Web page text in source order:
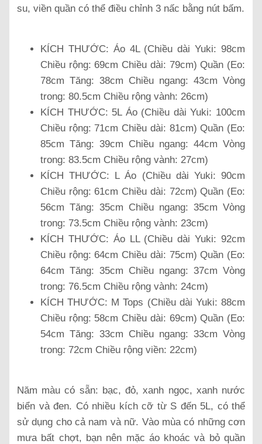
su, viền quần có thể điều chỉnh 3 nấc bằng nút bấm.
KÍCH THƯỚC: Áo 4L (Chiều dài Yuki: 98cm
Chiều rộng: 69cm Chiều dài: 79cm) Quần (Eo:
78cm Tăng: 38cm Chiều ngang: 43cm Vòng
trong: 80.5cm Chiều rộng vành: 26cm)
KÍCH THƯỚC: 5L Áo (Chiều dài Yuki: 100cm
Chiều rộng: 71cm Chiều dài: 81cm) Quần (Eo:
85cm Tăng: 39cm Chiều ngang: 44cm Vòng
trong: 83.5cm Chiều rộng vành: 27cm)
KÍCH THƯỚC: L Áo (Chiều dài Yuki: 90cm
Chiều rộng: 61cm Chiều dài: 72cm) Quần (Eo:
56cm Tăng: 35cm Chiều ngang: 35cm Vòng
trong: 73.5cm Chiều rộng vành: 23cm)
KÍCH THƯỚC: Áo LL (Chiều dài Yuki: 92cm
Chiều rộng: 64cm Chiều dài: 75cm) Quần (Eo:
64cm Tăng: 35cm Chiều ngang: 37cm Vòng
trong: 76.5cm Chiều rộng vành: 24cm)
KÍCH THƯỚC: M Tops (Chiều dài Yuki: 88cm
Chiều rộng: 58cm Chiều dài: 69cm) Quần (Eo:
54cm Tăng: 33cm Chiều ngang: 33cm Vòng
trong: 72cm Chiều rộng viền: 22cm)
Năm màu có sẵn: bạc, đỏ, xanh ngọc, xanh nước
biển và đen. Có nhiều kích cỡ từ S đến 5L, có thể
sử dụng cho cả nam và nữ. Vào mùa có những cơn
mưa bất chợt, bạn nên mặc áo khoác và bỏ quần